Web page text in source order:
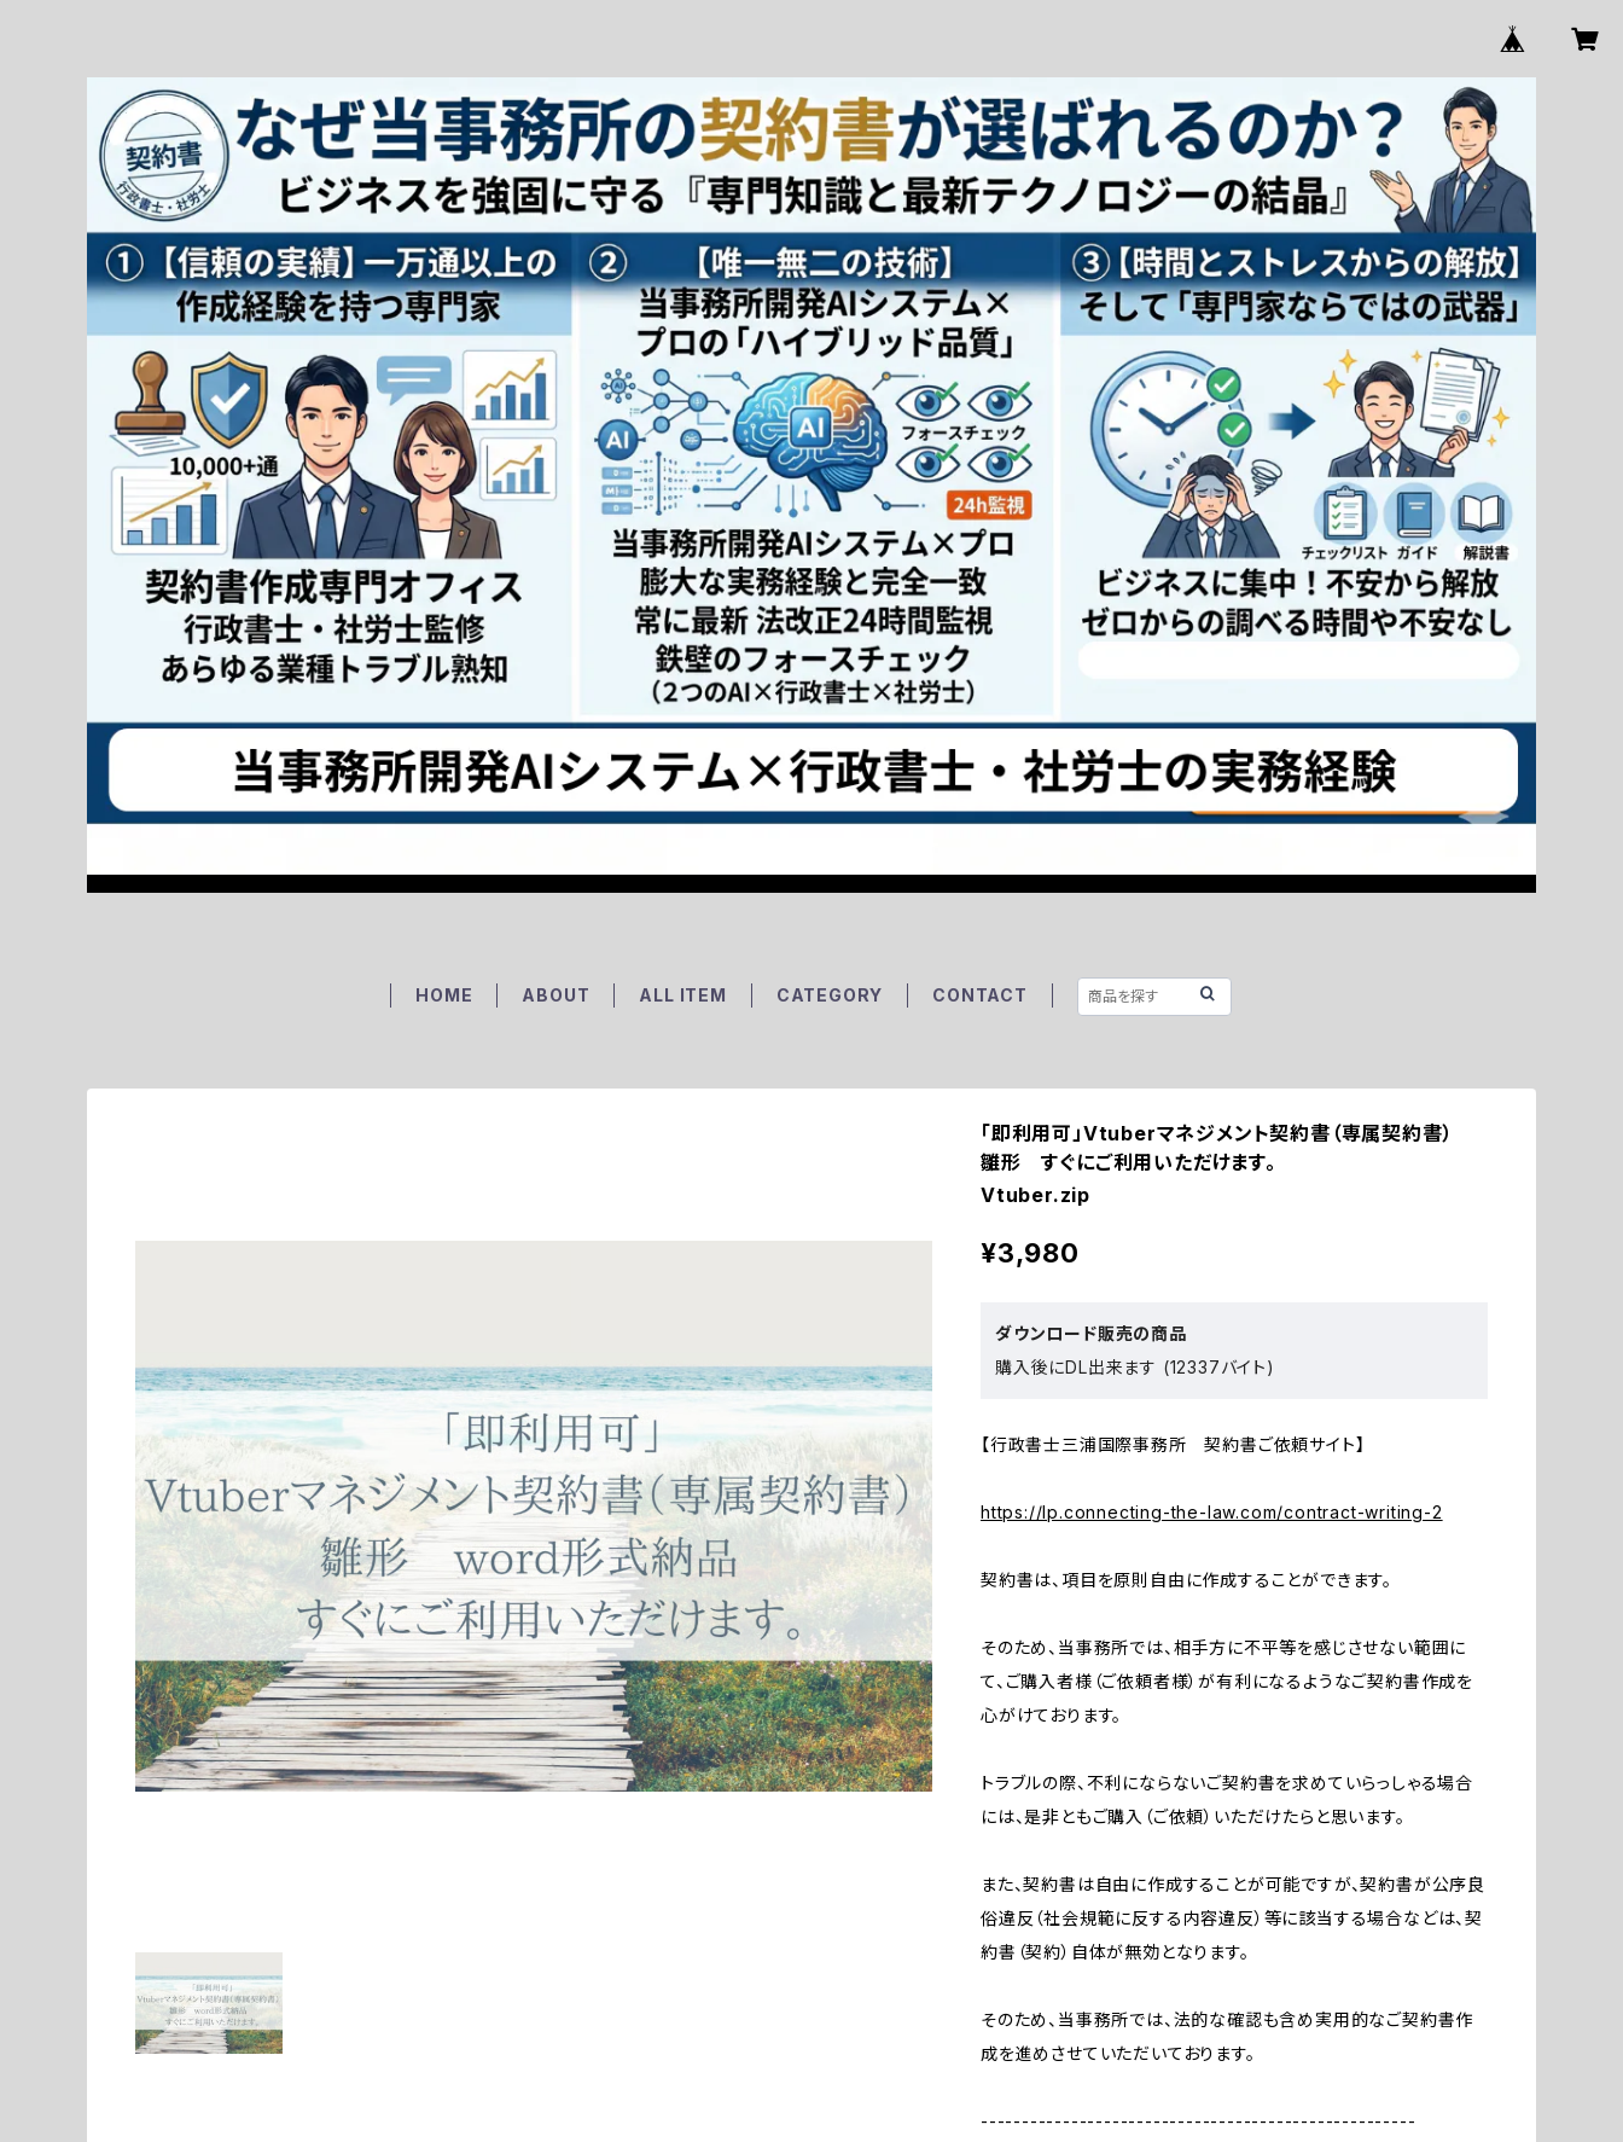
HOME ABOUT ALL ITEM CATEGORY CONTACT
「即利用可」Vtuberマネジメント契約書（専属契約書）
雛形 すぐにご利用いただけます。
Vtuber.zip
¥3,980
ダウンロード販売の商品
購入後にDL出来ます (12337バイト)
【行政書士三浦国際事務所 契約書ご依頼サイト】
https://lp.connecting-the-law.com/contract-writing-2
契約書は、項目を原則自由に作成することができます。
そのため、当事務所では、相手方に不平等を感じさせない範囲に
て、ご購入者様（ご依頼者様）が有利になるようなご契約書作成を
心がけております。
トラブルの際、不利にならないご契約書を求めていらっしゃる場合
には、是非ともご購入（ご依頼）いただけたらと思います。
また、契約書は自由に作成することが可能ですが、契約書が公序良
俗違反（社会規範に反する内容違反）等に該当する場合などは、契
約書（契約）自体が無効となります。
そのため、当事務所では、法的な確認も含め実用的なご契約書作
成を進めさせていただいております。
-----------------------------------------------------